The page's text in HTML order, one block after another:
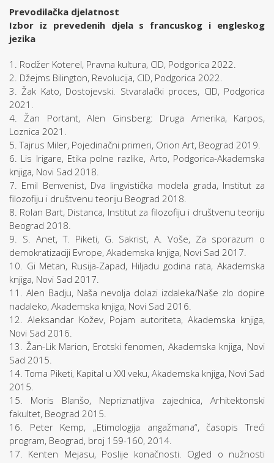
Prevodilačka djelatnost
Izbor iz prevedenih djela s francuskog i engleskog
jezika
1. Rodžer Koterel, Pravna kultura, CID, Podgorica 2022.
2. Džejms Bilington, Revolucija, CID, Podgorica 2022.
3. Žak Kato, Dostojevski. Stvaralački proces, CID, Podgorica
2021.
4. Žan Portant, Alen Ginsberg: Druga Amerika, Karpos,
Loznica 2021.
5. Tajrus Miler, Pojedinačni primeri, Orion Art, Beograd 2019.
6. Lis Irigare, Etika polne razlike, Arto, Podgorica-Akademska
knjiga, Novi Sad 2018.
7. Emil Benvenist, Dva lingvistička modela grada, Institut za
filozofiju i društvenu teoriju Beograd 2018.
8. Rolan Bart, Distanca, Institut za filozofiju i društvenu teoriju
Beograd 2018.
9. S. Anet, T. Piketi, G. Sakrist, A. Voše, Za sporazum o
demokratizaciji Evrope, Akademska knjiga, Novi Sad 2017.
10. Gi Metan, Rusija-Zapad, Hiljadu godina rata, Akademska
knjiga, Novi Sad 2017.
11. Alen Badju, Naša nevolja dolazi izdaleka/Naše zlo dopire
nadaleko, Akademska knjiga, Novi Sad 2016.
12. Aleksandar Kožev, Pojam autoriteta, Akademska knjiga,
Novi Sad 2016.
13. Žan-Lik Marion, Erotski fenomen, Akademska knjiga, Novi
Sad 2015.
14. Toma Piketi, Kapital u XXI veku, Akademska knjiga, Novi Sad
2015.
15. Moris Blanšo, Nepriznatljiva zajednica, Arhitektonski
fakultet, Beograd 2015.
16. Peter Kemp, „Etimologija angažmana“, časopis Treći
program, Beograd, broj 159-160, 2014.
17. Kenten Mejasu, Poslije konačnosti. Ogled o nužnosti